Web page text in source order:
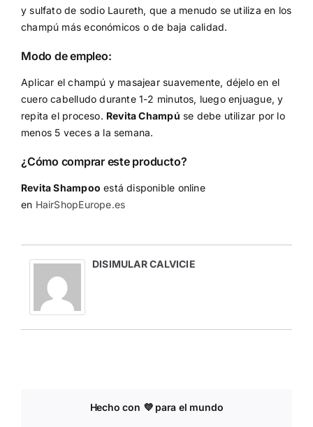
y sulfato de sodio Laureth, que a menudo se utiliza en los
champú más económicos o de baja calidad.
Modo de empleo:
Aplicar el champú y masajear suavemente, déjelo en el
cuero cabelludo durante 1-2 minutos, luego enjuague, y
repita el proceso. Revita Champú se debe utilizar por lo
menos 5 veces a la semana.
¿Cómo comprar este producto?
Revita Shampoo está disponible online
en HairShopEurope.es
DISIMULAR CALVICIE
Hecho con 💜 para el mundo